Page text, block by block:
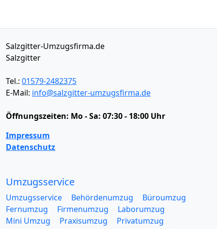
Salzgitter-Umzugsfirma.de
Salzgitter
Tel.: 01579-2482375
E-Mail: info@salzgitter-umzugsfirma.de
Öffnungszeiten: Mo - Sa: 07:30 - 18:00 Uhr
Impressum
Datenschutz
Umzugsservice
Umzugsservice Behördenumzug
Büroumzug
Fernumzug
Firmenumzug
Laborumzug
Mini Umzug
Praxisumzug
Privatumzug